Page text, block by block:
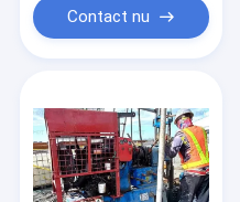
Contact nu